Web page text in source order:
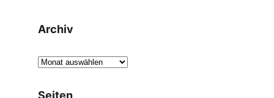
Archiv
A
c
Seiten